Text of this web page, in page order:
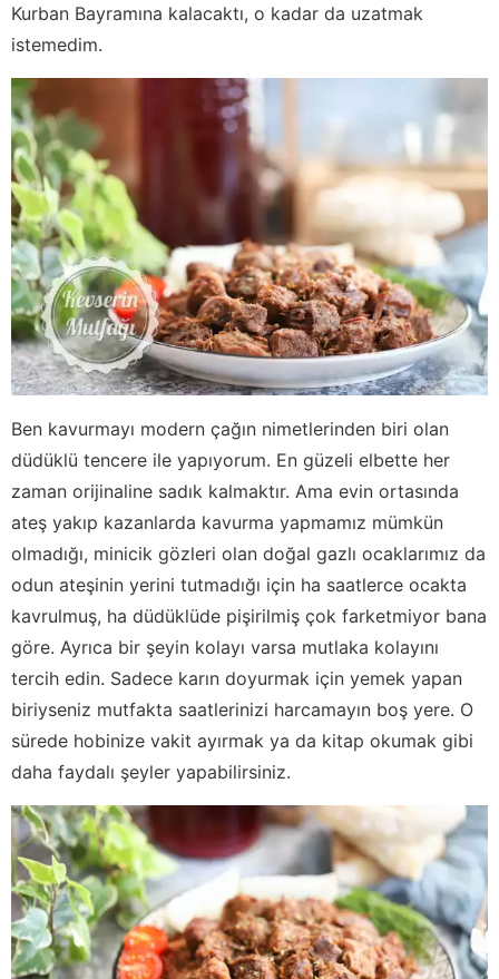
Kurban Bayramına kalacaktı, o kadar da uzatmak
istemedim.
Ben kavurmayı modern çağın nimetlerinden biri olan
düdüklü tencere ile yapıyorum. En güzeli elbette her
zaman orijinaline sadık kalmaktır. Ama evin ortasında
ateş yakıp kazanlarda kavurma yapmamız mümkün
olmadığı, minicik gözleri olan doğal gazlı ocaklarımız da
odun ateşinin yerini tutmadığı için ha saatlerce ocakta
kavrulmuş, ha düdüklüde pişirilmiş çok farketmiyor bana
göre. Ayrıca bir şeyin kolayı varsa mutlaka kolayını
tercih edin. Sadece karın doyurmak için yemek yapan
biriyseniz mutfakta saatlerinizi harcamayın boş yere. O
sürede hobinize vakit ayırmak ya da kitap okumak gibi
daha faydalı şeyler yapabilirsiniz.